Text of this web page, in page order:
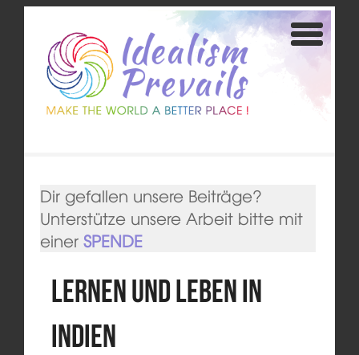
Dir gefallen unsere Beiträge?
Unterstütze unsere Arbeit bitte mit
einer SPENDE
Lernen und Leben in
Indien